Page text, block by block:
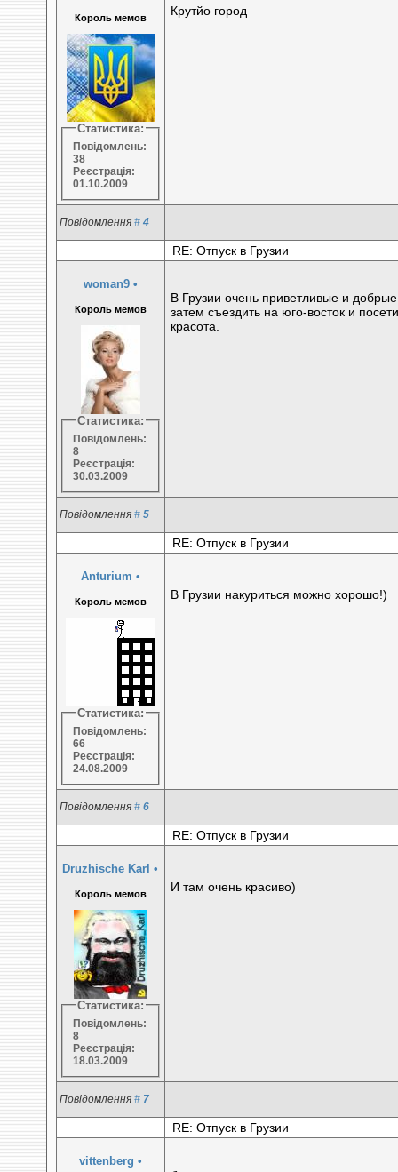
Король мемов
Статистика:
Повідомлень:
38
Реєстрація:
01.10.2009
Крутйо город
Повідомлення # 4
RE: Отпуск в Грузии
woman9 •
Король мемов
Статистика:
Повідомлень:
8
Реєстрація:
30.03.2009
В Грузии очень приветливые и
затем съездить на юго-восток и
красота.
Повідомлення # 5
RE: Отпуск в Грузии
Anturium •
Король мемов
Статистика:
Повідомлень:
66
Реєстрація:
24.08.2009
В Грузии накуриться можно хорошо!)
Повідомлення # 6
RE: Отпуск в Грузии
Druzhische Karl •
Король мемов
Статистика:
Повідомлень:
8
Реєстрація:
18.03.2009
И там очень красиво)
Повідомлення # 7
RE: Отпуск в Грузии
vittenberg •